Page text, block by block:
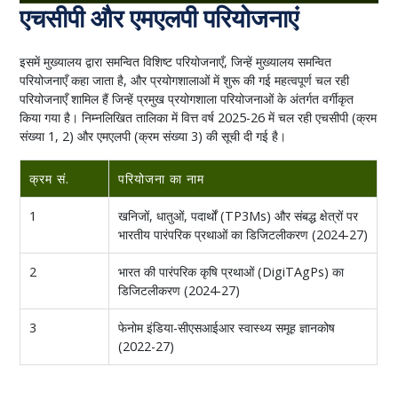
एचसीपी और एमएलपी परियोजनाएं
इसमें मुख्यालय द्वारा समन्वित विशिष्ट परियोजनाएँ, जिन्हें मुख्यालय समन्वित
परियोजनाएँ कहा जाता है, और प्रयोगशालाओं में शुरू की गई महत्वपूर्ण चल रही
परियोजनाएँ शामिल हैं जिन्हें प्रमुख प्रयोगशाला परियोजनाओं के अंतर्गत वर्गीकृत
किया गया है। निम्नलिखित तालिका में वित्त वर्ष 2025-26 में चल रही एचसीपी (क्रम
संख्या 1, 2) और एमएलपी (क्रम संख्या 3) की सूची दी गई है।
क्रम सं. परियोजना का नाम
1
खनिजों, धातुओं, पदार्थों (TP3Ms) और संबद्ध क्षेत्रों पर
भारतीय पारंपरिक प्रथाओं का डिजिटलीकरण (2024-27)
2
भारत की पारंपरिक कृषि प्रथाओं (DigiTAgPs) का
डिजिटलीकरण (2024-27)
3
फेनोम इंडिया-सीएसआईआर स्वास्थ्य समूह ज्ञानकोष
(2022-27)